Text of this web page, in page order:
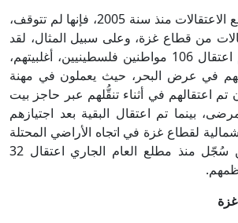
وعلى الرغم من تراجُع الاعتقالات منذ سنة 2005، فإنها لم تتوقف،
من قطاع غزة، وعلى سبيل المثال، لقد
سجّل العام المنصرم اعتقال 106 مواطنين فلسطينيين، أغلبيتهم،
في عرض البحر، حيث يعملون في مهنة
و9 آخرون تم اعتقالهم في أثناء تنقُّلهم عبر حاجز بيت
بينما تم اعتقال البقية بعد اجتيازهم
لقطاع غزة في اتجاه الأراضي المحتلة
سنة 1948. في حين سُجّل منذ مطلع العام الجاري اعتقال 32